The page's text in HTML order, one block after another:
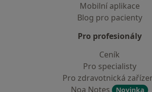
Mobilní aplikace
Blog pro pacienty
Pro profesionály
Ceník
Pro specialisty
Pro zdravotnická
Noa Notes
Novinka